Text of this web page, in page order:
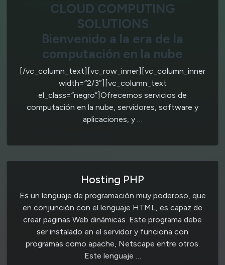
CLOUD COMPUTING
SOLUTIONS
Bienvenido a la era de la
computación en la nube
[/vc_column_text][vc_row_inner][vc_column_inner
width=”2/3″][vc_column_text
el_class=”negro”]Ofrecemos servicios de
computación en la nube, servidores, software y
aplicaciones, y …
Hosting PHP
Es un lenguaje de programación muy poderoso, que
en conjunción con el lenguaje HTML, es capaz de
crear paginas Web dinámicas. Este programa debe
ser instalado en el servidor y funciona con
programas como apache, Netscape entre otros.
Este lenguaje …